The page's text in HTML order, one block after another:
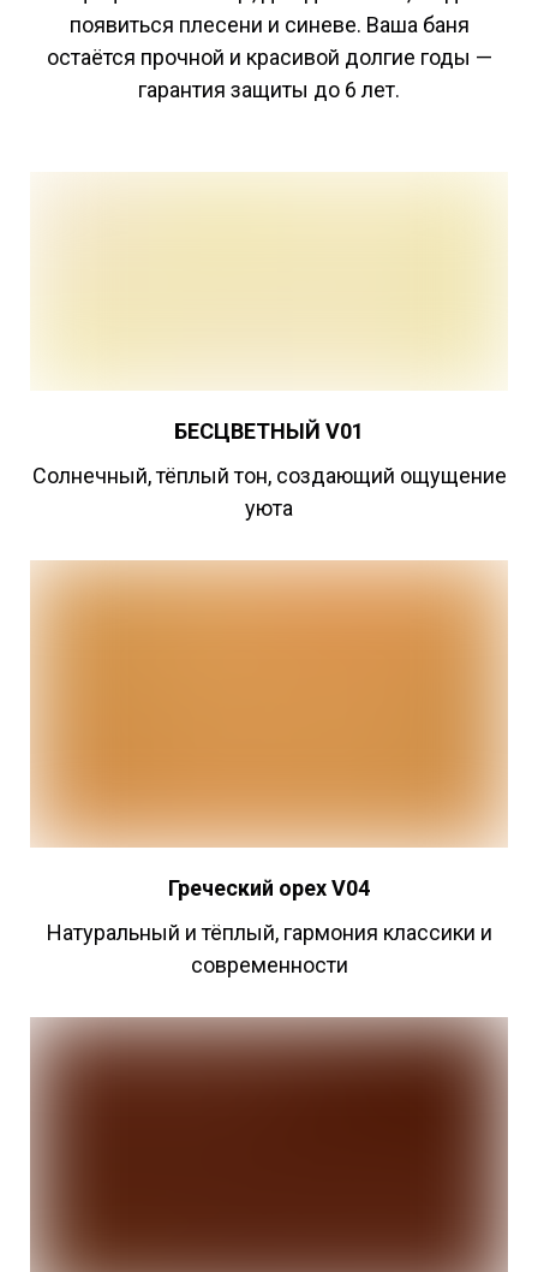
появиться плесени и синеве. Ваша баня
остаётся прочной и красивой долгие годы —
гарантия защиты до 6 лет.
БЕСЦВЕТНЫЙ V01
Cолнечный, тёплый тон, создающий ощущение
уюта
Греческий орех V04
Натуральный и тёплый, гармония классики и
современности